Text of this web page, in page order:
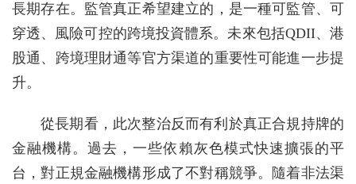
長期存在。監管真正希望建立的，是一種可監管、可
穿透、風險可控的跨境投資體系。未來包括QDII、港
股通、跨境理財通等官方渠道的重要性可能進一步提
升。
從長期看，此次整治反而有利於真正合規持牌的
金融機構。過去，一些依賴灰色模式快速擴張的平
台，對正規金融機構形成了不對稱競爭。隨着非法渠